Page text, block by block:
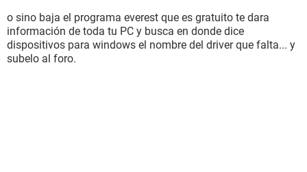
o sino baja el programa everest que es gratuito te dara
información de toda tu PC y busca en donde dice
dispositivos para windows el nombre del driver que falta... y
subelo al foro.